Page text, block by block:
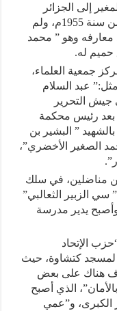
إلى الجزائر
العاصمة، وكان ذلك في شهر مارس من سنة 1955م، ولم
وهو ” محمد
حميم له.
جمعية العلماء،
عبد السلام
جيش التحرير
بعد رئيس محكمة
” البشير بن
الصغير الأخضري”،
مناضلين، في سلك
سي الزبير الثعالبي”
وأصبح يدير مدرسة
الإتحاد
لمسجد كتشاوة، حيث
هناك على بعض
الذي أصبح
الكبرى، و”عمي